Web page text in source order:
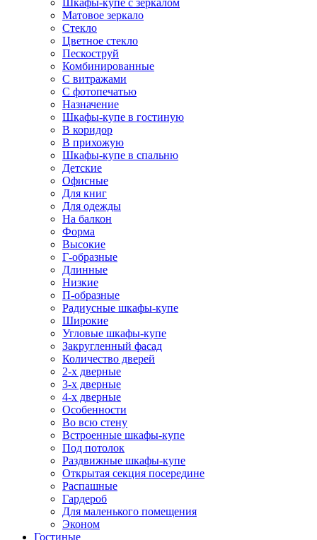
Шкафы-купе с зеркалом
Матовое зеркало
Стекло
Цветное стекло
Пескоструй
Комбинированные
С витражами
С фотопечатью
Назначение
Шкафы-купе в гостиную
В коридор
В прихожую
Шкафы-купе в спальню
Детские
Офисные
Для книг
Для одежды
На балкон
Форма
Высокие
Г-образные
Длинные
Низкие
П-образные
Радиусные шкафы-купе
Широкие
Угловые шкафы-купе
Закругленный фасад
Количество дверей
2-х дверные
3-х дверные
4-х дверные
Особенности
Во всю стену
Встроенные шкафы-купе
Под потолок
Раздвижные шкафы-купе
Открытая секция посередине
Распашные
Гардероб
Для маленького помещения
Эконом
Гостиные